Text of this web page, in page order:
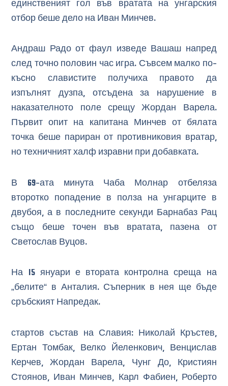
единственият гол във вратата на унгарския
отбор беше дело на Иван Минчев.
Андраш Радо от фаул изведе Вашаш напред
след точно половин час игра. Съвсем малко по-
късно славистите получиха правото да
изпълнят дузпа, отсъдена за нарушение в
наказателното поле срещу Жордан Варела.
Първит опит на капитана Минчев от бялата
точка беше париран от противниковия вратар,
но техничният халф изравни при добавката.
В 69-ата минута Чаба Молнар отбеляза
второтко попадение в полза на унгарците в
двубоя, а в последните секунди Барнабаз Рац
също беше точен във вратата, пазена от
Светослав Вуцов.
На 15 януари е втората контролна среща на
„белите“ в Анталия. Съперник в нея ще бъде
сръбският Напредак.
стартов състав на Славия: Николай Кръстев,
Ертан Томбак, Велко Йеленкович, Венцислав
Керчев, Жордан Варела, Чунг До, Кристиян
Стоянов, Иван Минчев, Карл Фабиен, Роберто